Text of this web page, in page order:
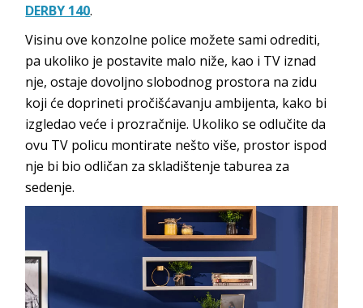
DERBY 140.
Visinu ove konzolne police možete sami odrediti,
pa ukoliko je postavite malo niže, kao i TV iznad
nje, ostaje dovoljno slobodnog prostora na zidu
koji će doprineti pročišćavanju ambijenta, kako bi
izgledao veće i prozračnije. Ukoliko se odlučite da
ovu TV policu montirate nešto više, prostor ispod
nje bi bio odličan za skladištenje taburea za
sedenje.